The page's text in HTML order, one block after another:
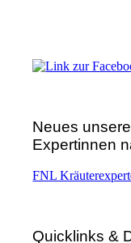
Neues
Expertinnen
FNL
Quicklinks &